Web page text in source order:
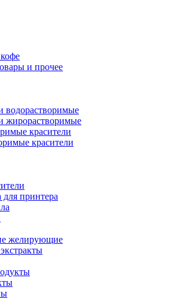
и прочее
водорастворимые
жирорастворимые
красители
красители
принтера
желирующие